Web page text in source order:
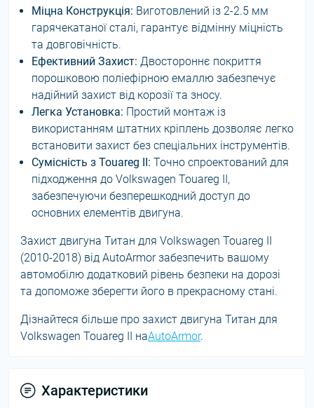
Міцна Конструкція: Виготовлений із 2-2.5 мм
гарячекатаної сталі, гарантує відмінну міцність
та довговічність.
Ефективний Захист: Двостороннє покриття
порошковою поліефірною емаллю забезпечує
надійний захист від корозії та зносу.
Легка Установка: Простий монтаж із
використанням штатних кріплень дозволяє легко
встановити захист без спеціальних інструментів.
Сумісність з Touareg II: Точно спроектований для
підходження до Volkswagen Touareg II,
забезпечуючи безперешкодний доступ до
основних елементів двигуна.
Захист двигуна Титан для Volkswagen Touareg II
(2010-2018) від AutoArmor забезпечить вашому
автомобілю додатковий рівень безпеки на дорозі
та допоможе зберегти його в прекрасному стані.
Дізнайтеся більше про захист двигуна Титан для
Volkswagen Touareg II наAutoArmor.
Характеристики